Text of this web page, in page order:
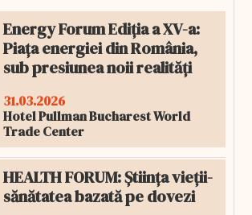
Energy Forum Ediția a XV-a:
Piața energiei din România,
sub presiunea noii realități
31.03.2026
Hotel Pullman Bucharest World
Trade Center
HEALTH FORUM: Știința vieții-
sănătatea bazată pe dovezi